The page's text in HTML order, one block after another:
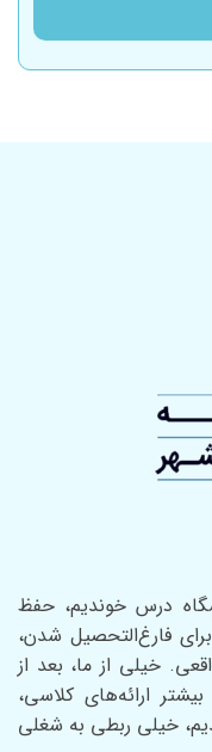
درس خوندیم، حفظ
فارغ‌التحصیل شدن،
خیلی از ما، بعد از
ارائه‌های کلاسی،
خیلی ربطی به شغلی